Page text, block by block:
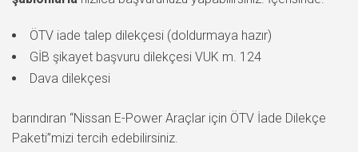
ÖTV iade talep dilekçesi (doldurmaya hazır)
GİB şikayet başvuru dilekçesi VUK m. 124
Dava dilekçesi
barındıran “Nissan E-Power Araçlar için ÖTV İade Dilekçe
Paketi”mizi tercih edebilirsiniz.